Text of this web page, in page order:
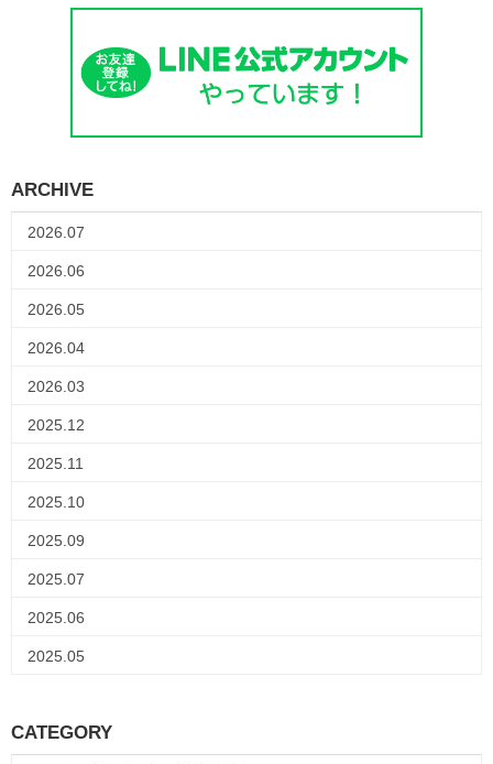
ARCHIVE
2026.07
2026.06
2026.05
2026.04
2026.03
2025.12
2025.11
2025.10
2025.09
2025.07
2025.06
2025.05
CATEGORY